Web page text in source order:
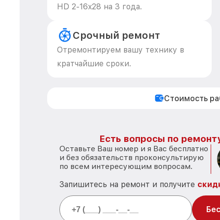
HD 2-16x28 на 3 года.
Срочный ремонт
Отремонтируем вашу технику в
кратчайшие сроки.
Стоимость
Есть вопросы по
Оставьте Ваш номер и я Вас бесплатно
и без обязательств проконсультирую
по всем интересующим вопросам.
Запишитесь на ремонт и получите